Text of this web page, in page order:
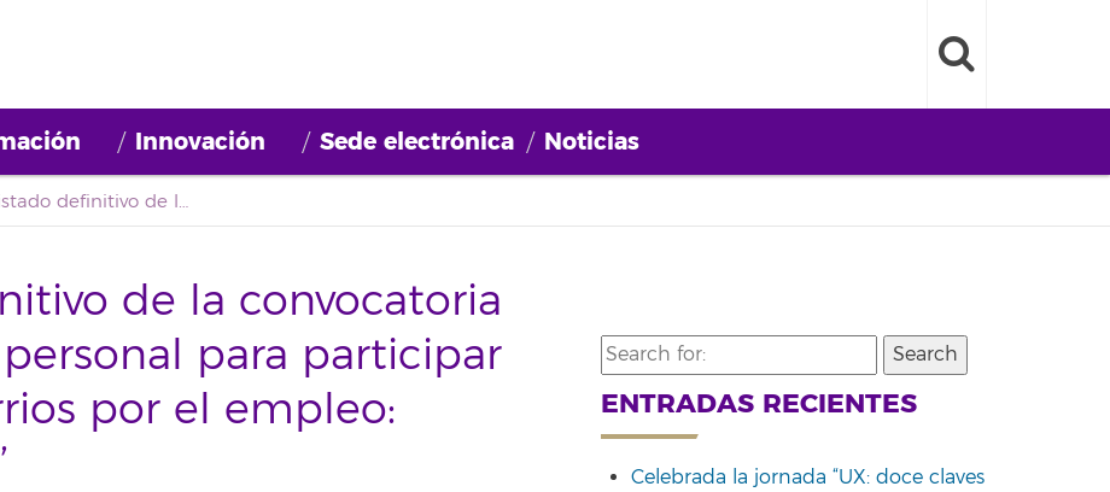
Innovación Sede electrónica Noticias
Primer listado definitivo de la convocatoria de la selección de personal para participar en el proyecto ‘Barrios por el empleo: juntos más fuertes’
de la convocatoria
para participar
por el empleo:
Search
for:
ENTRADAS RECIENTES
Celebrada la jornada “UX: doce claves